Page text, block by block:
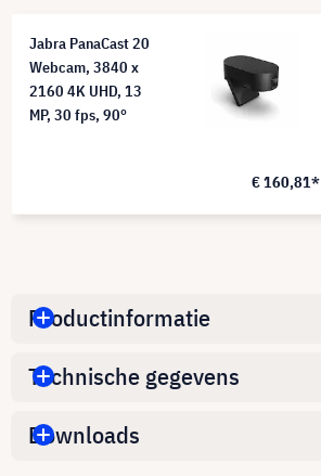
Jabra PanaCast 20
Webcam, 3840 x
2160 4K UHD, 13
MP, 30 fps, 90°
€ 160,81*
Productinformatie
Technische gegevens
Downloads